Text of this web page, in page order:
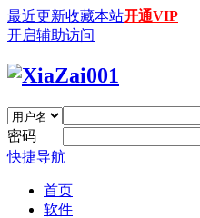
最近更新收藏本站开通VIP
开启辅助访问
密码
快捷导航
首页
软件